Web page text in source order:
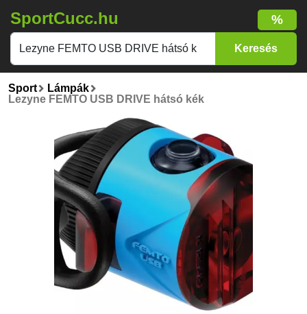
SportCucc.hu %
Sport
Lámpák
Lezyne FEMTO USB DRIVE hátsó kék